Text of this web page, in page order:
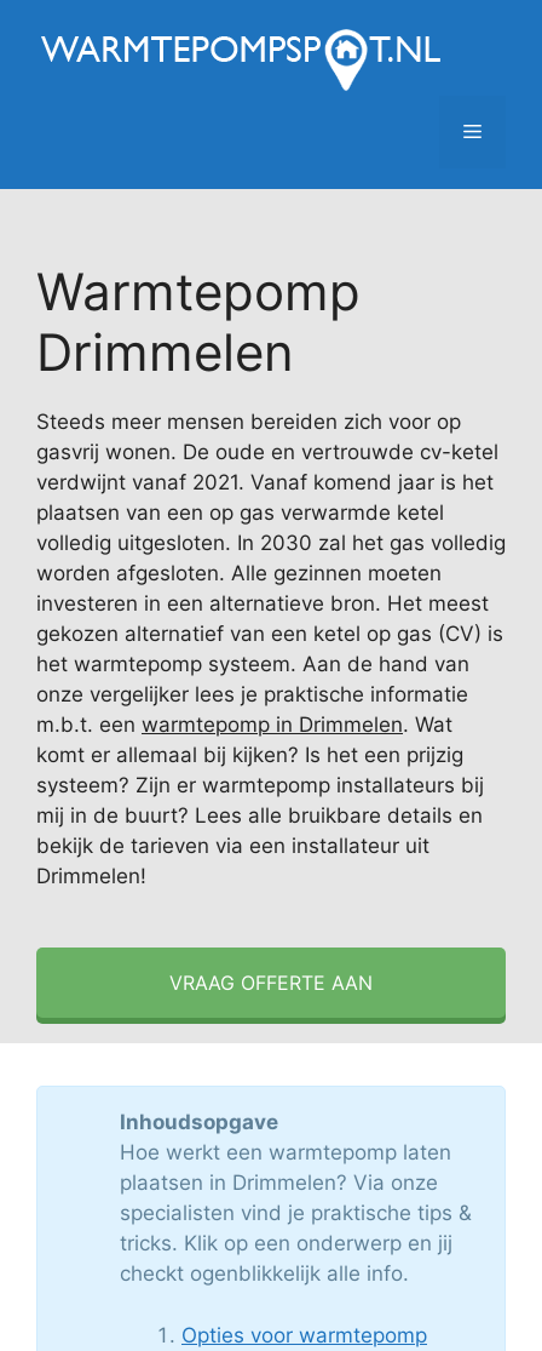
naar
Menu
Warmtepomp
Drimmelen
Steeds meer mensen bereiden zich voor op
gasvrij wonen. De oude en vertrouwde cv-ketel
verdwijnt vanaf 2021. Vanaf komend jaar is het
plaatsen van een op gas verwarmde ketel
volledig uitgesloten. In 2030 zal het gas volledig
worden afgesloten. Alle gezinnen moeten
investeren in een alternatieve bron. Het meest
gekozen alternatief van een ketel op gas (CV) is
het warmtepomp systeem. Aan de hand van
onze vergelijker lees je praktische informatie
m.b.t. een warmtepomp in Drimmelen. Wat
komt er allemaal bij kijken? Is het een prijzig
systeem? Zijn er warmtepomp installateurs bij
mij in de buurt? Lees alle bruikbare details en
bekijk de tarieven via een installateur uit
Drimmelen!
VRAAG OFFERTE AAN
Inhoudsopgave
Hoe werkt een warmtepomp laten
plaatsen in Drimmelen? Via onze
specialisten vind je praktische tips &
tricks. Klik op een onderwerp en jij
checkt ogenblikkelijk alle info.
Opties voor warmtepomp